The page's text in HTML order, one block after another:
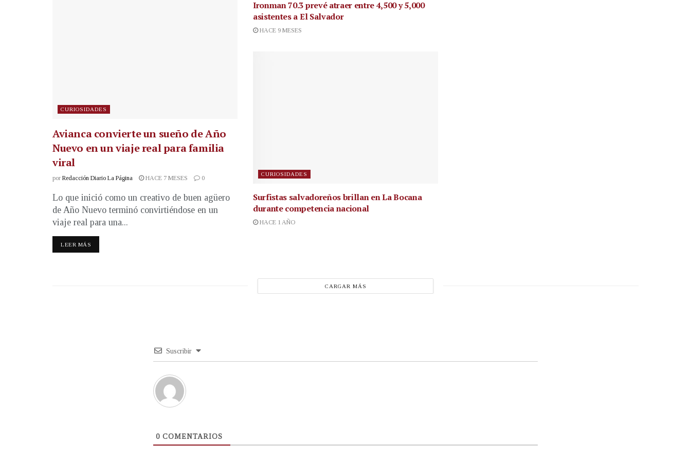
CURIOSIDADES
Avianca convierte un sueño de Año
Nuevo en un viaje real para familia
viral
por Redacción Diario La Página HACE 7 MESES 0
Lo que inició como un creativo de buen agüero
de Año Nuevo terminó convirtiéndose en un
viaje real para una...
LEER MÁS
Ironman 70.3 prevé atraer entre 4,500 y 5,000
asistentes a El Salvador
HACE 9 MESES
CURIOSIDADES
Surfistas salvadoreños brillan en La Bocana
durante competencia nacional
HACE 1 AÑO
CARGAR MÁS
Suscribir
0 COMENTARIOS